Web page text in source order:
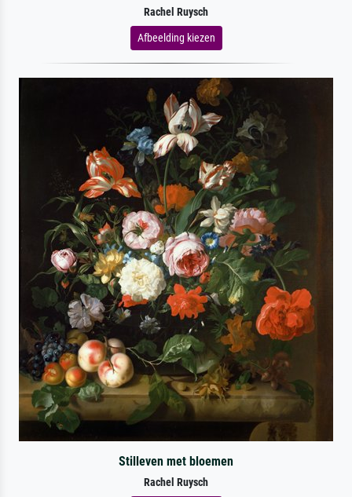
Rachel Ruysch
Afbeelding kiezen
Stilleven met bloemen
Rachel Ruysch